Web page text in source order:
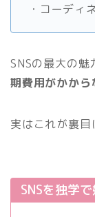
・コーディ
SNSの最大の魅
期費用がかから
実はこれが裏
SNSを独学